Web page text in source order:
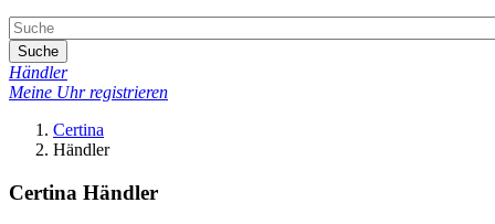
Suche
Händler
Meine Uhr registrieren
Certina
Händler
Certina Händler